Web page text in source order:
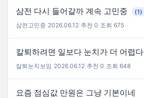
삼전 다시 들어갈까 계속 고민중
(1)
삼전고민중 2026.06.12 추천 0 조회 675
칼퇴하려면 일보다 눈치가 더 어렵다
칼퇴눈치보임 2026.06.12 추천 0 조회 648
요즘 점심값 만원은 그냥 기본이네